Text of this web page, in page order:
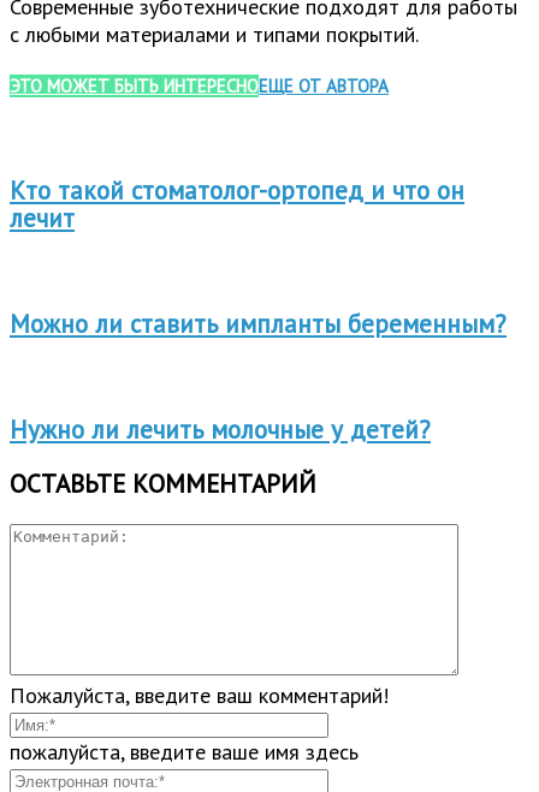
Современные зуботехнические подходят для работы
с любыми материалами и типами покрытий.
ЭТО МОЖЕТ БЫТЬ ИНТЕРЕСНОЕЩЕ ОТ АВТОРА
Кто такой стоматолог-ортопед и что он
лечит
Можно ли ставить импланты беременным?
Нужно ли лечить молочные у детей?
ОСТАВЬТЕ КОММЕНТАРИЙ
Пожалуйста, введите ваш комментарий!
пожалуйста, введите ваше имя здесь